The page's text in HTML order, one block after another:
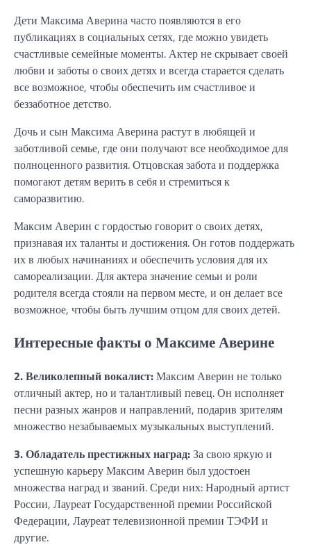
Дети Максима Аверина часто появляются в его
публикациях в социальных сетях, где можно увидеть
счастливые семейные моменты. Актер не скрывает своей
любви и заботы о своих детях и всегда старается сделать
все возможное, чтобы обеспечить им счастливое и
беззаботное детство.
Дочь и сын Максима Аверина растут в любящей и
заботливой семье, где они получают все необходимое для
полноценного развития. Отцовская забота и поддержка
помогают детям верить в себя и стремиться к
саморазвитию.
Максим Аверин с гордостью говорит о своих детях,
признавая их таланты и достижения. Он готов поддержать
их в любых начинаниях и обеспечить условия для их
самореализации. Для актера значение семьи и роли
родителя всегда стояли на первом месте, и он делает все
возможное, чтобы быть лучшим отцом для своих детей.
Интересные факты о Максиме Аверине
2. Великолепный вокалист:Максим Аверин не только
отличный актер, но и талантливый певец. Он исполняет
песни разных жанров и направлений, подарив зрителям
множество незабываемых музыкальных выступлений.
3. Обладатель престижных наград:За свою яркую и
успешную карьеру Максим Аверин был удостоен
множества наград и званий. Среди них: Народный артист
России, Лауреат Государственной премии Российской
Федерации, Лауреат телевизионной премии ТЭФИ и
другие.